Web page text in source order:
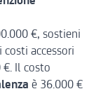
€, sostieni
accessori
Il costo
è 36.000 €